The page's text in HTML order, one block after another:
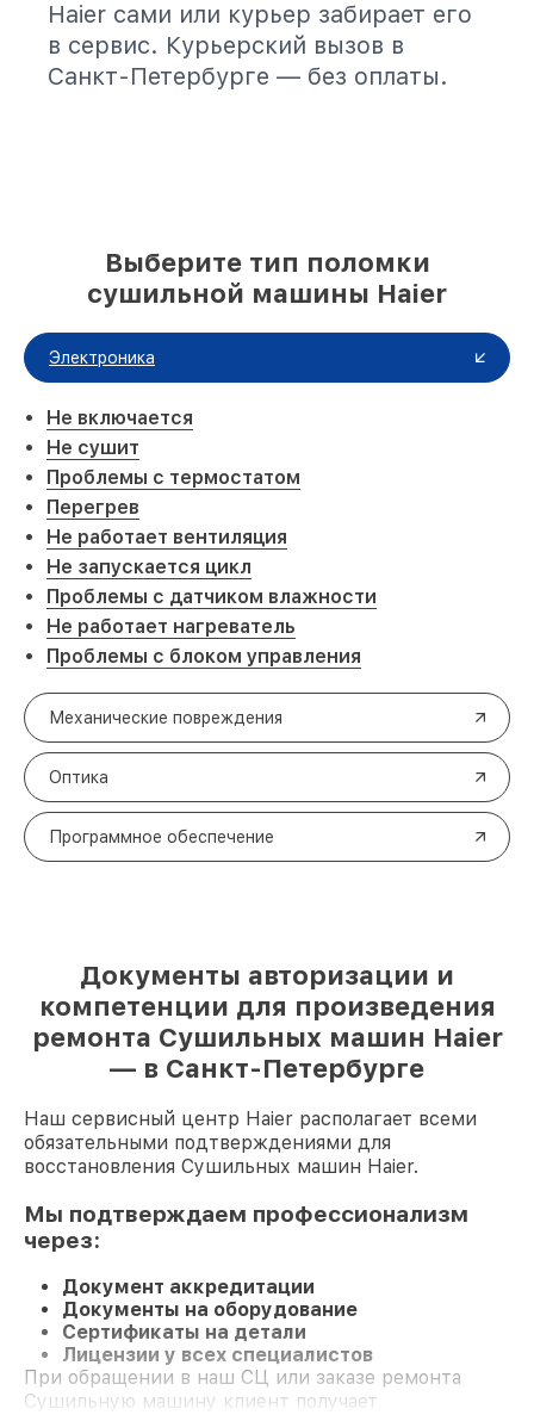
Haier сами или курьер забирает его
в сервис. Курьерский вызов в
Санкт-Петербурге — без оплаты.
Выберите тип поломки
сушильной машины Haier
Электроника
Не включается
Не сушит
Проблемы с термостатом
Перегрев
Не работает вентиляция
Не запускается цикл
Проблемы с датчиком влажности
Не работает нагреватель
Проблемы с блоком управления
Механические повреждения
Оптика
Программное обеспечение
Документы авторизации и
компетенции для произведения
ремонта Сушильных машин Haier
— в Санкт-Петербурге
Наш сервисный центр Haier располагает всеми
обязательными подтверждениями для
восстановления Сушильных машин Haier.
Мы подтверждаем профессионализм
через:
Документ аккредитации
Документы на оборудование
Сертификаты на детали
Лицензии у всех специалистов
При обращении в наш СЦ или заказе ремонта
Сушильную машину клиент получает